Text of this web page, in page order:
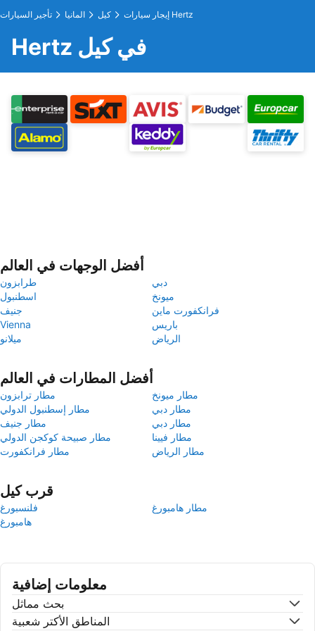
تأجير السيارات المانيا كيل إيجار سيارات Hertz
Hertz في كيل
أفضل الوجهات في العالم
طرابزون
دبي
اسطنبول
ميونخ
جنيف
فرانكفورت ماين
Vienna
باريس
ميلانو
الرياض
أفضل المطارات في العالم
مطار ترابزون
مطار ميونخ
مطار إسطنبول الدولي
مطار دبي
مطار جنيف
مطار دبي
مطار صبيحة كوكجن الدولي
مطار فيينا
مطار فرانكفورت
مطار الرياض
قرب كيل
فلنسبورغ
مطار هامبورغ
هامبورغ
معلومات إضافية
بحث مماثل
المناطق الأكتر شعبية